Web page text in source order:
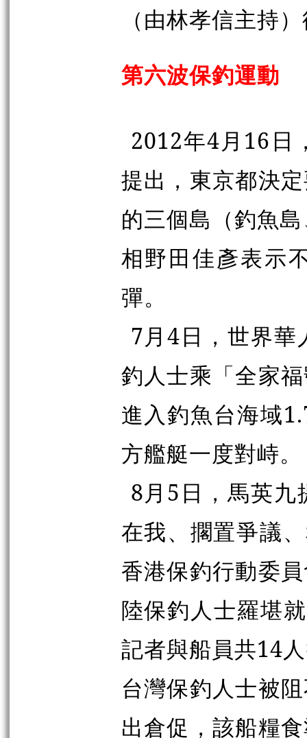
（由林孝信主持
第六波保釣運動
2012年4月16日
提出，東京都決
的三個島（釣魚
相野田佳彥表示
彈。
7月4日，世界華
釣人士乘「全家
進入釣魚台海域
方艦艇一度對峙。
8月5日，馬英九
在我、擱置爭議
香港保釣行動委
陸保釣人士羅堪
記者與船員共14
台灣保釣人士被
出倉促，該船糧